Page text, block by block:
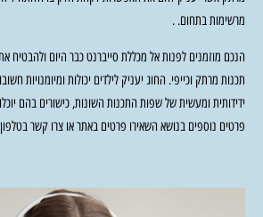
מרשימות בתחום. .
הנכם מוזמנים לפנות אל מכללת סייברנט כבר היום ולהבטיח
תכנות מרתק וכייפי. החוג יעניק לילדים יכולות ומיומנויות
ידידותית ומעשית של שפות התכנות השונות, כישורים בהם
פרטים נוספים בנושא השאירו פרטים באתר או צרו קשר בטלפון